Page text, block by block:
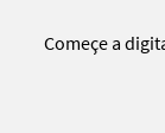
Começe a